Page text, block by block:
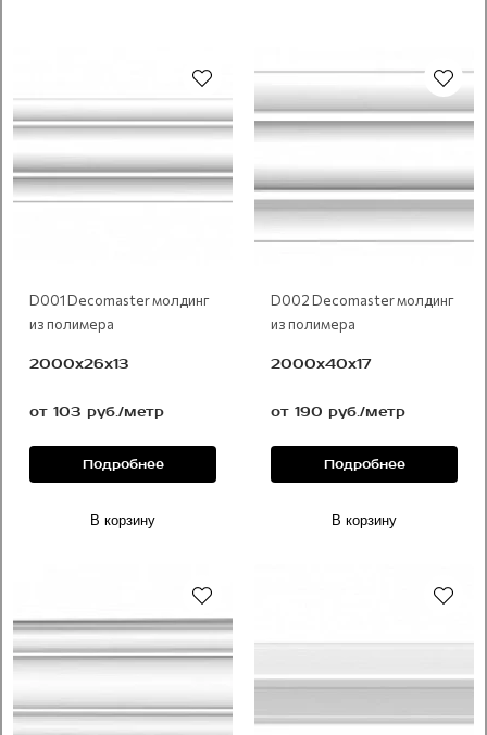
D001 Decomaster молдинг
из полимера
2000х26х13
от 103 руб./метр
Подробнее
В корзину
D002 Decomaster молдинг
из полимера
2000х40х17
от 190 руб./метр
Подробнее
В корзину